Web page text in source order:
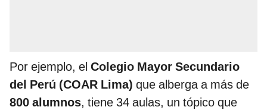
Por ejemplo, el Colegio Mayor Secundario
del Perú (COAR Lima) que alberga a más de
800 alumnos, tiene 34 aulas, un tópico que